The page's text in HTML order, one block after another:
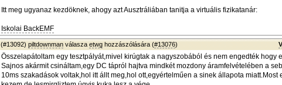
Itt meg ugyanaz kezdöknek, ahogy azt Ausztráliában tanitja a virtuális fizikatanár:
Iskolai BackEMF
(#13092) piltdownman válasza etwg hozzászólására (#13076)
Összelapátoltam egy tesztpályát,mivel kirúgtak a nagyszobából és nem engedték hogy
Sajnos akármit csináltam,egy DC tápról hajtva mindkét mozdony áramfelvételében a
10ms szakadások voltak,hol itt állt meg,hol ott,egyértelműen a sinek állapota miatt.Most